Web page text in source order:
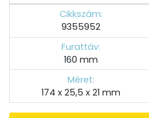
Cikkszám:
9355952
Furattáv:
160 mm
Méret:
174 x 25,5 x 21 mm